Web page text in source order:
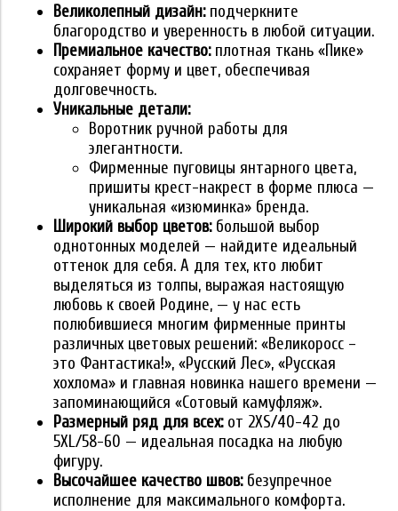
Великолепный дизайн:подчеркните
благородство и уверенность в любой ситуации.
Премиальное качество:плотная ткань «Пике»
сохраняет форму и цвет, обеспечивая
долговечность.
Уникальные детали:
Воротник ручной работы для
элегантности.
Фирменные пуговицы янтарного цвета,
пришиты крест-накрест в форме плюса —
уникальная «изюминка» бренда.
Широкий выбор цветов:большой выбор
однотонных моделей — найдите идеальный
оттенок для себя. А для тех, кто любит
выделяться из толпы, выражая настоящую
любовь к своей Родине, — у нас есть
полюбившиеся многим фирменные принты
различных цветовых решений: «Великоросс –
это Фантастика!», «Русский Лес», «Русская
хохлома» и главная новинка нашего времени —
запоминающийся «Сотовый камуфляж».
Размерный ряд для всех:от 2XS/40-42 до
5XL/58-60 — идеальная посадка на любую
фигуру.
Высочайшее качество швов:безупречное
исполнение для максимального комфорта.